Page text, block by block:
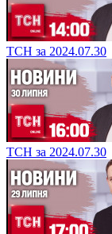
ТСН за 2024.07.30
ТСН за 2024.07.30